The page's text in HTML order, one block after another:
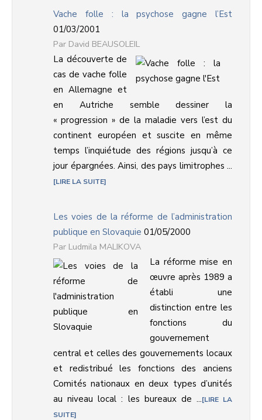
Vache folle : la psychose gagne l’Est
01/03/2001
David BEAUSOLEIL
La découverte de
cas de vache folle
en Allemagne et
en Autriche semble dessiner la
« progression » de la maladie vers l’est du
continent européen et suscite en même
temps l’inquiétude des régions jusqu’à ce
jour épargnées. Ainsi, des pays limitrophes ...
LIRE LA SUITE
Les voies de la réforme de l’administration
publique en Slovaquie 01/05/2000
Ludmila MALIKOVA
La réforme mise en
œuvre après 1989 a
établi une
distinction entre les
fonctions du
gouvernement
central et celles des gouvernements locaux
et redistribué les fonctions des anciens
Comités nationaux en deux types d’unités
au niveau local : les bureaux de ... LIRE LA
SUITE